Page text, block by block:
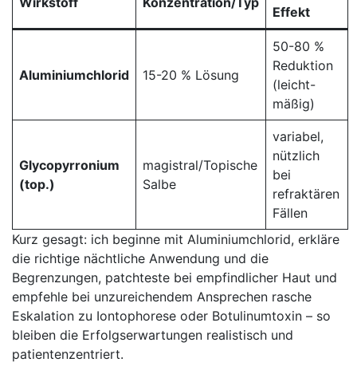
Effekt
Aluminiumchlorid 15-20 % Lösung
50-80 %⁢
Reduktion
(leicht-
mäßig)
Glycopyrronium
(top.)
magistral/Topische
Salbe
variabel,
nützlich
bei
refraktären
Fällen
Kurz gesagt: ich beginne⁤ mit⁢ Aluminiumchlorid, ⁢erkläre
⁣die richtige ⁣nächtliche Anwendung und⁤ die
⁣Begrenzungen,⁤ patchteste bei empfindlicher‌ Haut und
empfehle bei ​unzureichendem Ansprechen rasche
Eskalation zu Iontophorese oder Botulinumtoxin – so
bleiben ⁢die Erfolgserwartungen ‍realistisch und⁣
patientenzentriert.